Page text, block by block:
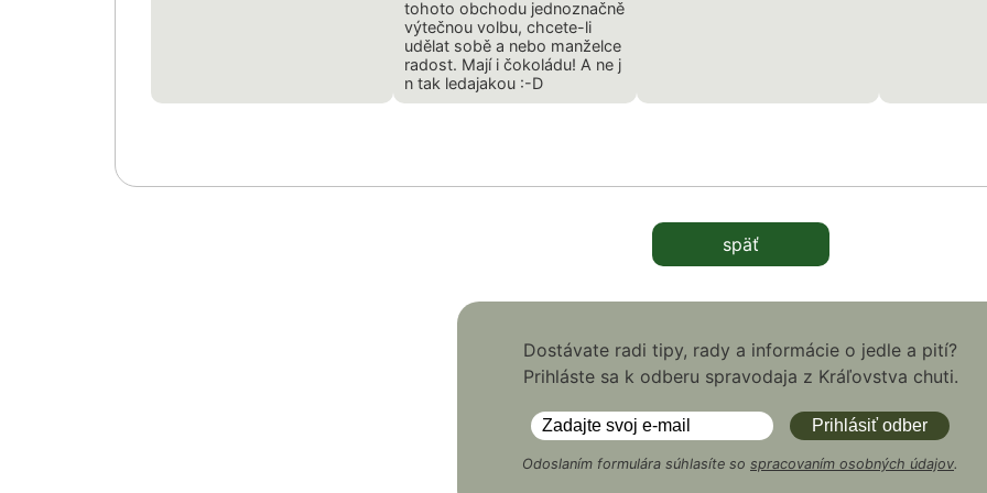
tohoto obchodu jednoznačně
výtečnou volbu, chcete-li
udělat sobě a nebo manželce
radost. Mají i čokoládu! A ne j
n tak ledajakou :-D
späť
Dostávate radi tipy, rady a informácie o jedle a pití?
Prihláste sa k odberu spravodaja z Kráľovstva chuti.
Odoslaním formulára súhlasíte so spracovaním osobných údajov.